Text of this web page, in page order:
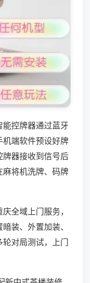
控牌器通过蓝牙
机端软件预设好牌
牌器接收到信号后
将机洗牌、码牌
全域上门服务，
装、外置加装、
对局测试，上门